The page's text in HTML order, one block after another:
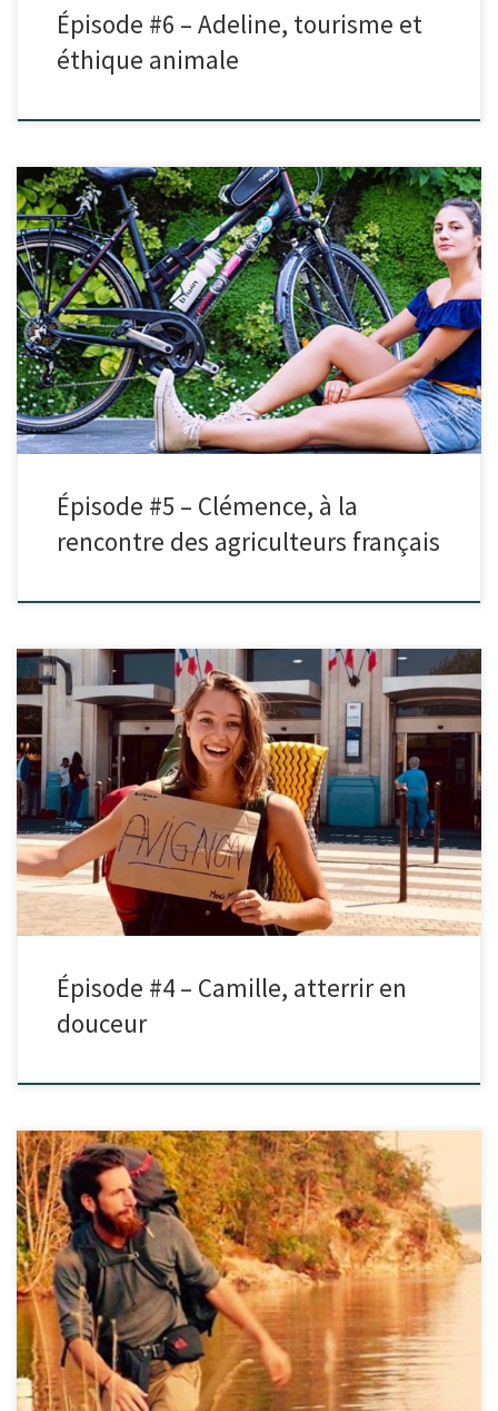
Épisode #6 – Adeline, tourisme et
éthique animale
Dans cet épisode, je reçois Clémence qui vient nous parler de son
projet Mercycle. Elle est partie pendant 6 mois […]
Épisode #5 – Clémence, à la
rencontre des agriculteurs français
Dans cet épisode, je reçois Camille. Peut être la connais-tu déjà via
son podcast Graine de Possible ou encore son […]
Épisode #4 – Camille, atterrir en
douceur
Dans cet épisode, je reçois Louis. Tu vas découvrir un personnage haut
en couleur qui a entrepris il y a […]